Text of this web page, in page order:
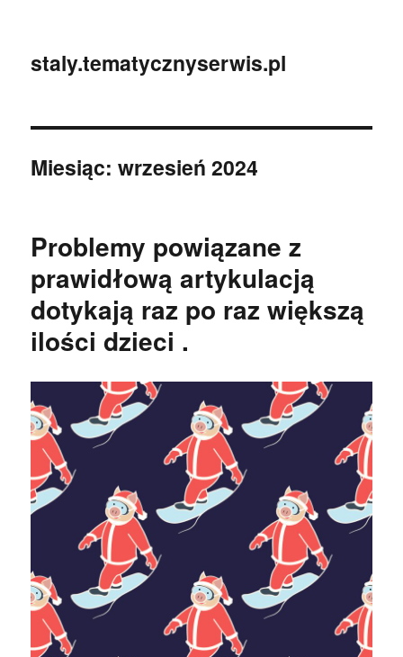
staly.tematycznyserwis.pl
Miesiąc:wrzesień 2024
Problemy powiązane z
prawidłową artykulacją
dotykają raz po raz większą
ilości dzieci .